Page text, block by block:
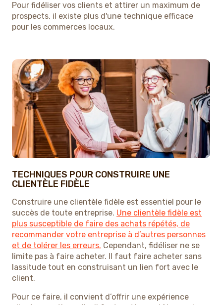
Pour fidéliser vos clients et attirer un maximum de
prospects, il existe plus d'une technique efficace
pour les commerces locaux.
TECHNIQUES POUR CONSTRUIRE UNE
CLIENTÈLE FIDÈLE
Construire une clientèle fidèle est essentiel pour le
succès de toute entreprise. Une clientèle fidèle est
plus susceptible de faire des achats répétés, de
recommander votre entreprise à d’autres personnes
et de tolérer les erreurs. Cependant, fidéliser ne se
limite pas à faire acheter. Il faut faire acheter sans
lassitude tout en construisant un lien fort avec le
client.
Pour ce faire, il convient d’offrir une expérience